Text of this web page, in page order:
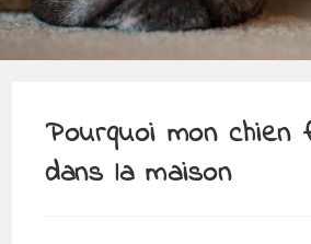
Pourquoi mon chien
dans la maison